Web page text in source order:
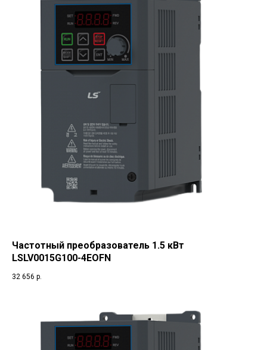
Частотный преобразователь 1.5 кВт
LSLV0015G100-4EOFN
32 656 р.